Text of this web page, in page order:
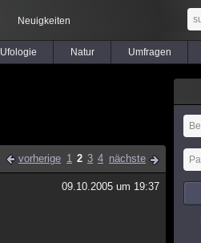
Neuigkeiten
Ufologie Natur Umfragen
vorherige 1 2 3 4 nächste
09.10.2005 um 19:37